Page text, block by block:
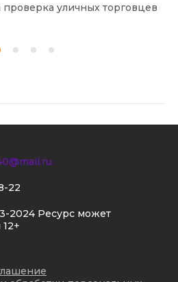
уличных торговцев
2024 Ресурс может
22